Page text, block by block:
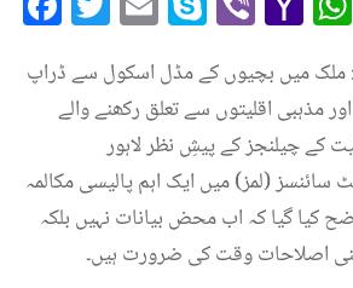
ملک میں بچیوں کے مڈل اسکول سے ڈراپ
مذہبی اقلیتوں سے تعلق رکھنے والے
کے چیلنجز کے پیشِ نظر لاہور
(لمز) میں ایک اہم پالیسی مکالمہ
کیا گیا کہ اب محض بیانات نہیں بلکہ
اصلاحات وقت کی ضرورت ہیں۔